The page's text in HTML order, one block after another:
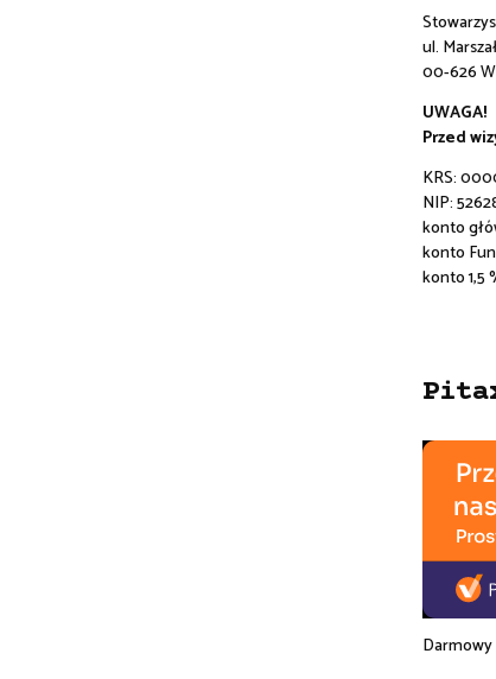
ul.
00-626
UWAGA!
Przed
KRS:
NIP:
konto
konto
konto 1,5